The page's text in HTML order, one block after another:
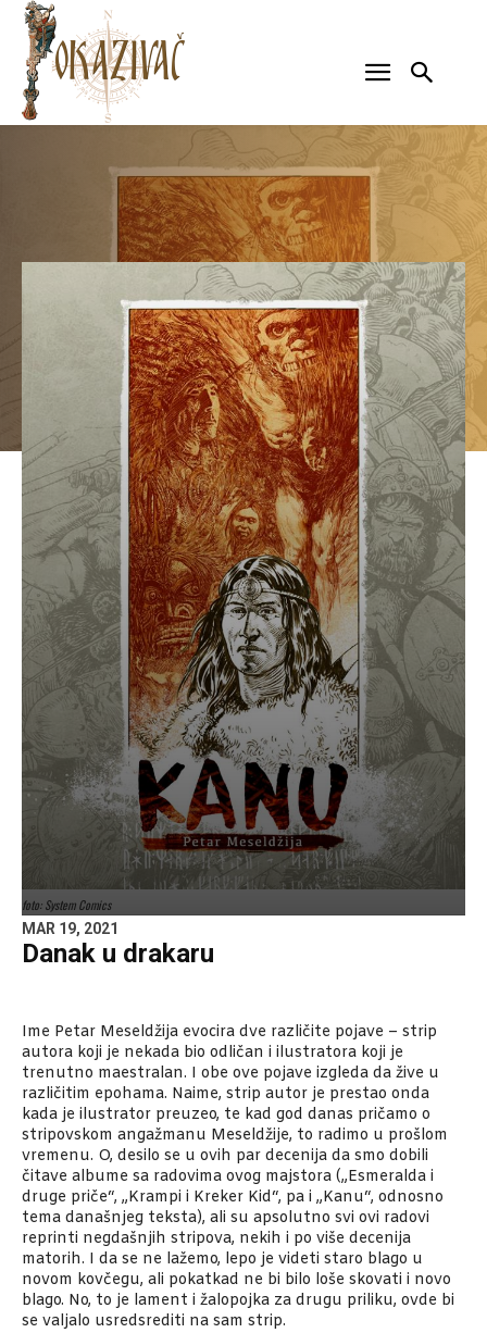
foto: System Comics
MAR 19, 2021
Danak u drakaru
Ime Petar Meseldžija evocira dve različite pojave – strip
autora koji je nekada bio odličan i ilustratora koji je
trenutno maestralan. I obe ove pojave izgleda da žive u
različitim epohama. Naime, strip autor je prestao onda
kada je ilustrator preuzeo, te kad god danas pričamo o
stripovskom angažmanu Meseldžije, to radimo u prošlom
vremenu. O, desilo se u ovih par decenija da smo dobili
čitave albume sa radovima ovog majstora („Esmeralda i
druge priče“, „Krampi i Kreker Kid“, pa i „Kanu“, odnosno
tema današnjeg teksta), ali su apsolutno svi ovi radovi
reprinti negdašnjih stripova, nekih i po više decenija
matorih. I da se ne lažemo, lepo je videti staro blago u
novom kovčegu, ali pokatkad ne bi bilo loše skovati i novo
blago. No, to je lament i žalopojka za drugu priliku, ovde bi
se valjalo usredsrediti na sam strip.